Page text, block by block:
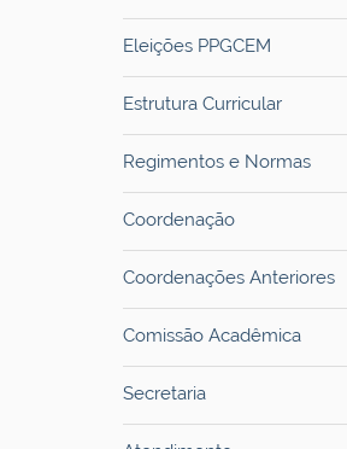
Eleições PPGCEM
Estrutura Curricular
Regimentos e Normas
Coordenação
Coordenações Anteriores
Comissão Acadêmica
Secretaria